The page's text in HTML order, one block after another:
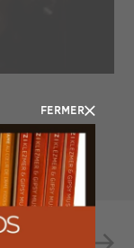
FERMER